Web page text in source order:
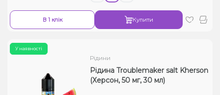
В 1 клік Купити
У наявності
Рідини
Рідина Troublemaker salt Kherson
(Херсон, 50 мг, 30 мл)